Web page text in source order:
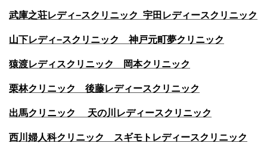
武庫之荘レディ−スクリニック 宇田レディースクリニック
山下レディ−スクリニック 神戸元町夢クリニック
猿渡レディスクリニック 岡本クリニック
栗林クリニック 後藤レディースクリニック
出馬クリニック 天の川レディースクリニック
西川婦人科クリニック スギモトレディースクリニック